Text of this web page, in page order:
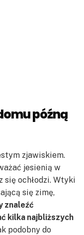
późną
zjawiskiem.
jesienią w
się ochłodzi. Wtyki
się zimę,
znaleźć
kilka najbliższych
podobny do